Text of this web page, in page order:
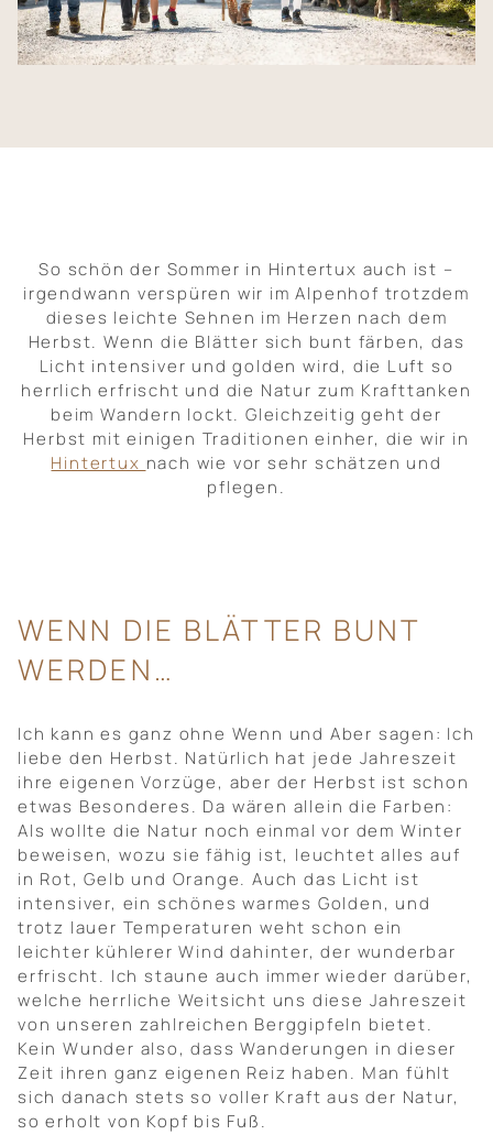
Natur und Aktivitäten
Infos und Kontakt
So schön der Sommer in Hintertux auch ist –
irgendwann verspüren wir im Alpenhof trotzdem
dieses leichte Sehnen im Herzen nach dem
Herbst. Wenn die Blätter sich bunt färben, das
Licht intensiver und golden wird, die Luft so
herrlich erfrischt und die Natur zum Krafttanken
beim Wandern lockt. Gleichzeitig geht der
Herbst mit einigen Traditionen einher, die wir in
Hintertux nach wie vor sehr schätzen und
pflegen.
WENN DIE BLÄTTER BUNT
WERDEN…
Ich kann es ganz ohne Wenn und Aber sagen: Ich
liebe den Herbst. Natürlich hat jede Jahreszeit
ihre eigenen Vorzüge, aber der Herbst ist schon
etwas Besonderes. Da wären allein die Farben:
Als wollte die Natur noch einmal vor dem Winter
beweisen, wozu sie fähig ist, leuchtet alles auf
in Rot, Gelb und Orange. Auch das Licht ist
intensiver, ein schönes warmes Golden, und
trotz lauer Temperaturen weht schon ein
leichter kühlerer Wind dahinter, der wunderbar
erfrischt. Ich staune auch immer wieder darüber,
welche herrliche Weitsicht uns diese Jahreszeit
von unseren zahlreichen Berggipfeln bietet.
Kein Wunder also, dass Wanderungen in dieser
Zeit ihren ganz eigenen Reiz haben. Man fühlt
sich danach stets so voller Kraft aus der Natur,
so erholt von Kopf bis Fuß.